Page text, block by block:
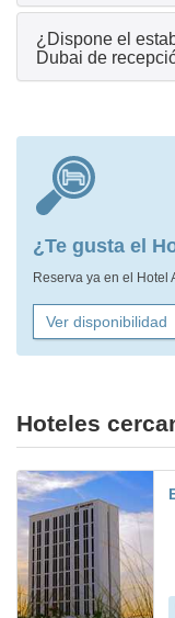
¿Dispone el
Dubai de
¿Te gusta el
Reserva ya en el Hotel
Ver disponibilidad
Hoteles